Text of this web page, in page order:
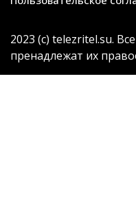
2023 (с) telezritel.su.
пренадлежат их